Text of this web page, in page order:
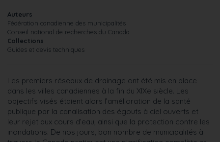
Auteurs
Fédération canadienne des municipalités
Conseil national de recherches du Canada
Collections
Guides et devis techniques
Les premiers réseaux de drainage ont été mis en place
dans les villes canadiennes à la fin du XIXe siècle. Les
objectifs visés étaient alors l’amélioration de la santé
publique par la canalisation des égouts à ciel ouverts et
leur rejet aux cours d’eau, ainsi que la protection contre les
inondations. De nos jours, bon nombre de municipalités à